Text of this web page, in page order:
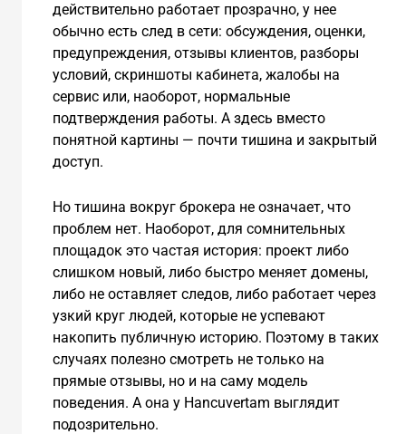
действительно работает прозрачно, у нее
обычно есть след в сети: обсуждения, оценки,
предупреждения, отзывы клиентов, разборы
условий, скриншоты кабинета, жалобы на
сервис или, наоборот, нормальные
подтверждения работы. А здесь вместо
понятной картины — почти тишина и закрытый
доступ.
Но тишина вокруг брокера не означает, что
проблем нет. Наоборот, для сомнительных
площадок это частая история: проект либо
слишком новый, либо быстро меняет домены,
либо не оставляет следов, либо работает через
узкий круг людей, которые не успевают
накопить публичную историю. Поэтому в таких
случаях полезно смотреть не только на
прямые отзывы, но и на саму модель
поведения. А она у Hancuvertam выглядит
подозрительно.